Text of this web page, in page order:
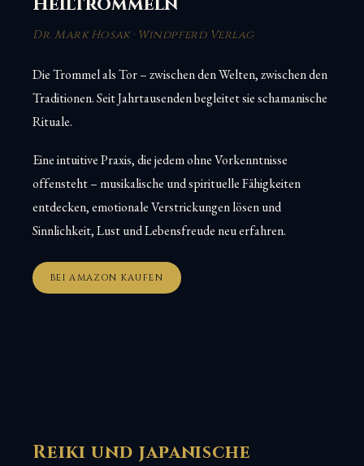
Dr. Mark Hosak · Windpferd Verlag
Die Trommel als Tor – zwischen den Welten, zwischen den
Traditionen. Seit Jahrtausenden begleitet sie schamanische
Rituale.
Eine intuitive Praxis, die jedem ohne Vorkenntnisse
offensteht – musikalische und spirituelle Fähigkeiten
entdecken, emotionale Verstrickungen lösen und
Sinnlichkeit, Lust und Lebensfreude neu erfahren.
BEI AMAZON KAUFEN
Reiki und japanische